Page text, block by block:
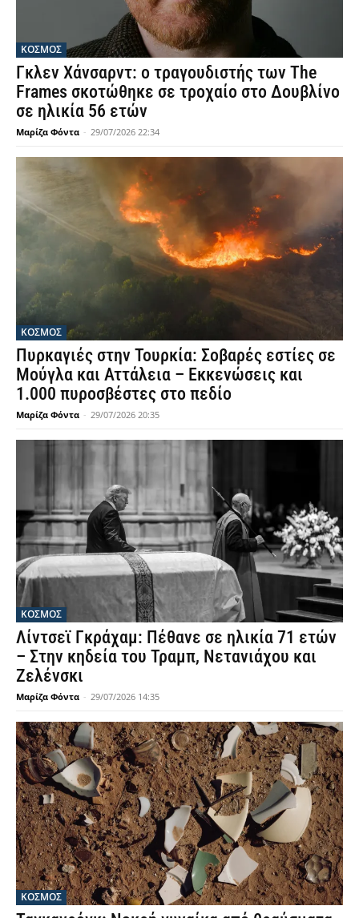
ΚΟΣΜΟΣ
Γκλεν Χάνσαρντ: ο τραγουδιστής των The
Frames σκοτώθηκε σε τροχαίο στο Δουβλίνο
σε ηλικία 56 ετών
Μαρίζα Φόντα - 29/07/2026 22:34
ΚΟΣΜΟΣ
Πυρκαγιές στην Τουρκία: Σοβαρές εστίες σε
Μούγλα και Αττάλεια – Εκκενώσεις και
1.000 πυροσβέστες στο πεδίο
Μαρίζα Φόντα - 29/07/2026 20:35
ΚΟΣΜΟΣ
Λίντσεϊ Γκράχαμ: Πέθανε σε ηλικία 71 ετών
– Στην κηδεία του Τραμπ, Νετανιάχου και
Ζελένσκι
Μαρίζα Φόντα - 29/07/2026 14:35
ΚΟΣΜΟΣ